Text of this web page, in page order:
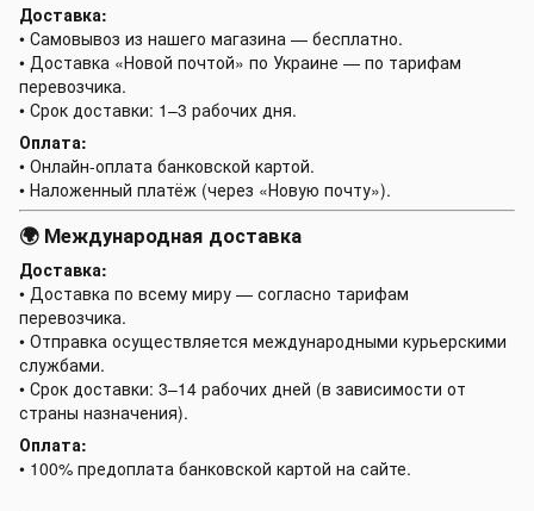
Доставка:
• Самовывоз из нашего магазина — бесплатно.
• Доставка «Новой почтой» по Украине — по тарифам
перевозчика.
• Срок доставки: 1–3 рабочих дня.
Оплата:
• Онлайн-оплата банковской картой.
• Наложенный платёж (через «Новую почту»).
🌍 Международная доставка
Доставка:
• Доставка по всему миру — согласно тарифам
перевозчика.
• Отправка осуществляется международными курьерскими
службами.
• Срок доставки: 3–14 рабочих дней (в зависимости от
страны назначения).
Оплата:
• 100% предоплата банковской картой на сайте.